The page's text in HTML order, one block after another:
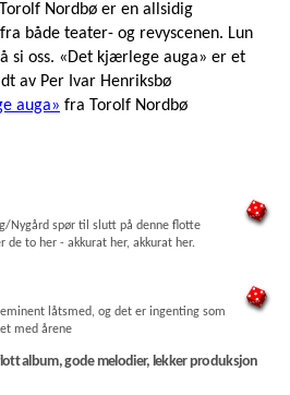
Nordbø er en allsidig
både teater- og revyscenen. Lun
si oss. «Det kjærlege auga» er et
av Per Ivar Henriksbø
auga» fra Torolf Nordbø
Nygård spør til slutt på denne flotte
de to her - akkurat her, akkurat her.
låtsmed, og det er ingenting som
med årene
album, gode melodier, lekker produksjon